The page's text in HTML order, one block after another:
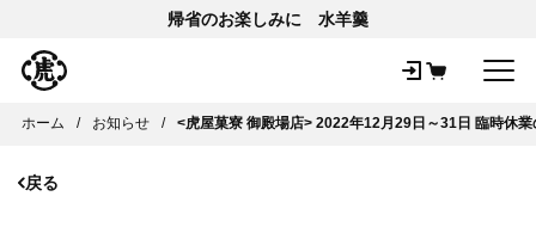
帰省のお楽しみに 水羊羹
ホーム お知らせ <虎屋菓寮 御殿場店> 2022年12月29日～31日 臨時休業
戻る